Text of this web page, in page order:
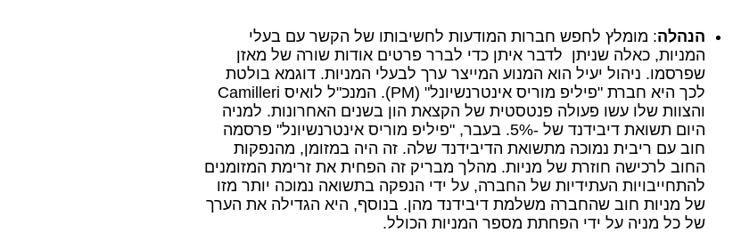
הנהלה: מומלץ לחפש חברות המודעות לחשיבותו של הקשר עם בעלי
המניות, כאלה שניתן לדבר איתן כדי לברר פרטים אודות שורה של מאזן
שפרסמו. ניהול יעיל הוא המנוע המייצר ערך לבעלי המניות. דוגמא בולטת
לכך היא חברת "פיליפ מוריס אינטרנשיונל" (PM). המנכ"ל לואיס Camilleri
והצוות שלו עשו פעולה פנטסטית של הקצאת הון בשנים האחרונות. למניה
היום תשואת דיבידנד של -5%. בעבר, "פיליפ מוריס אינטרנשיונל" פרסמה
חוב עם ריבית נמוכה מתשואת הדיבידנד שלה. זה היה במזומן, מהנפקות
החוב לרכישה חוזרת של מניות. מהלך מבריק זה הפחית את זרימת המזומנים
להתחייבויות העתידיות של החברה, על ידי הנפקה בתשואה נמוכה יותר מזו
של מניות חוב שהחברה משלמת דיבידנד מהן. בנוסף, היא הגדילה את הערך
של כל מניה על ידי הפחתת מספר המניות הכולל.